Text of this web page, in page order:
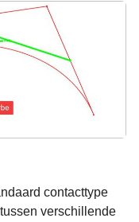
contacttype
verschillende